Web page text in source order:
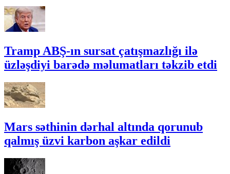
Tramp ABŞ-ın sursat çatışmazlığı ilə
üzləşdiyi barədə məlumatları təkzib etdi
Mars səthinin dərhal altında qorunub
qalmış üzvi karbon aşkar edildi